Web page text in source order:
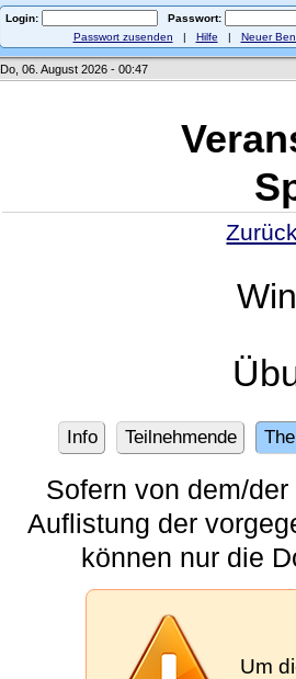
Login:
Passwort:
Passwort zusenden | Hilfe | Neuer
Do, 06. August 2026 - 00:47
Info Teilnehmende
Sofern von dem/
Auflistung der
können nur die
Um